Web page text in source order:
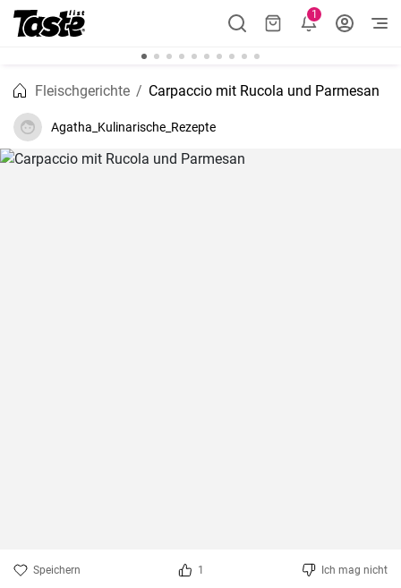
1
Fleischgerichte Carpaccio mit Rucola und Parmesan
Agatha_Kulinarische_Rezepte
Speichern 1 Ich mag nicht